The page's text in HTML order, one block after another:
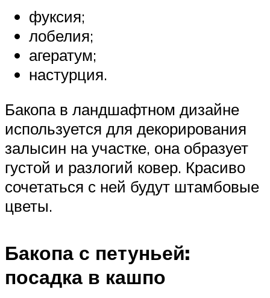
фуксия;
лобелия;
агератум;
настурция.
Бакопа в ландшафтном дизайне
используется для декорирования
залысин на участке, она образует
густой и разлогий ковер. Красиво
сочетаться с ней будут штамбовые
цветы.
Бакопа с петуньей:
посадка в кашпо